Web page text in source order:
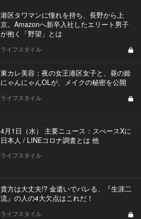
港区タワマンに憧れを持ち、長野から上
京。Amazonへ新卒入社したエリート男子
が抱く「野望」とは
ライフスタイル
東カレ美容：夜の女王港区女子と、昼の姫
にゃんにゃんOLが、メイクの秘密を公開
ライフスタイル
4月1日（水） 主要ニュース：スぺースXに
日本人 / LINEコロナ調査とは 他
ライフスタイル
貴方は大丈夫!? 金遣いでバレる、『生涯二
流』の人の4大欠点はこれだ！
ライフスタイル